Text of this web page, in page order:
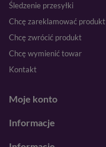
Śledzenie przesyłki
Chcę zareklamować produkt
Chcę zwrócić produkt
Chcę wymienić towar
Kontakt
Moje konto
Informacje